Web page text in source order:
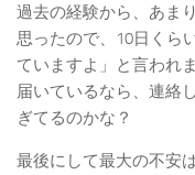
過去の経験から、あま
思ったので、10日くら
ていますよ」と言われま
届いているなら、連絡
ぎてるのかな？
最後にして最大の不安